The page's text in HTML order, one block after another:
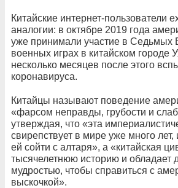
Китайские интернет-пользователи
аналогии: в октябре 2019 года
уже принимали участие в Седьмых
военных играх в китайском городе
несколько месяцев после этого
коронавируса.
Китайцы называют поведение
«фарсом неправды, грубости и
утверждая, что «эта
свирепствует в мире уже много
ей сойти с алтаря», а «китайская
тысячелетнюю историю и обладает
мудростью, чтобы справиться с
выскочкой».